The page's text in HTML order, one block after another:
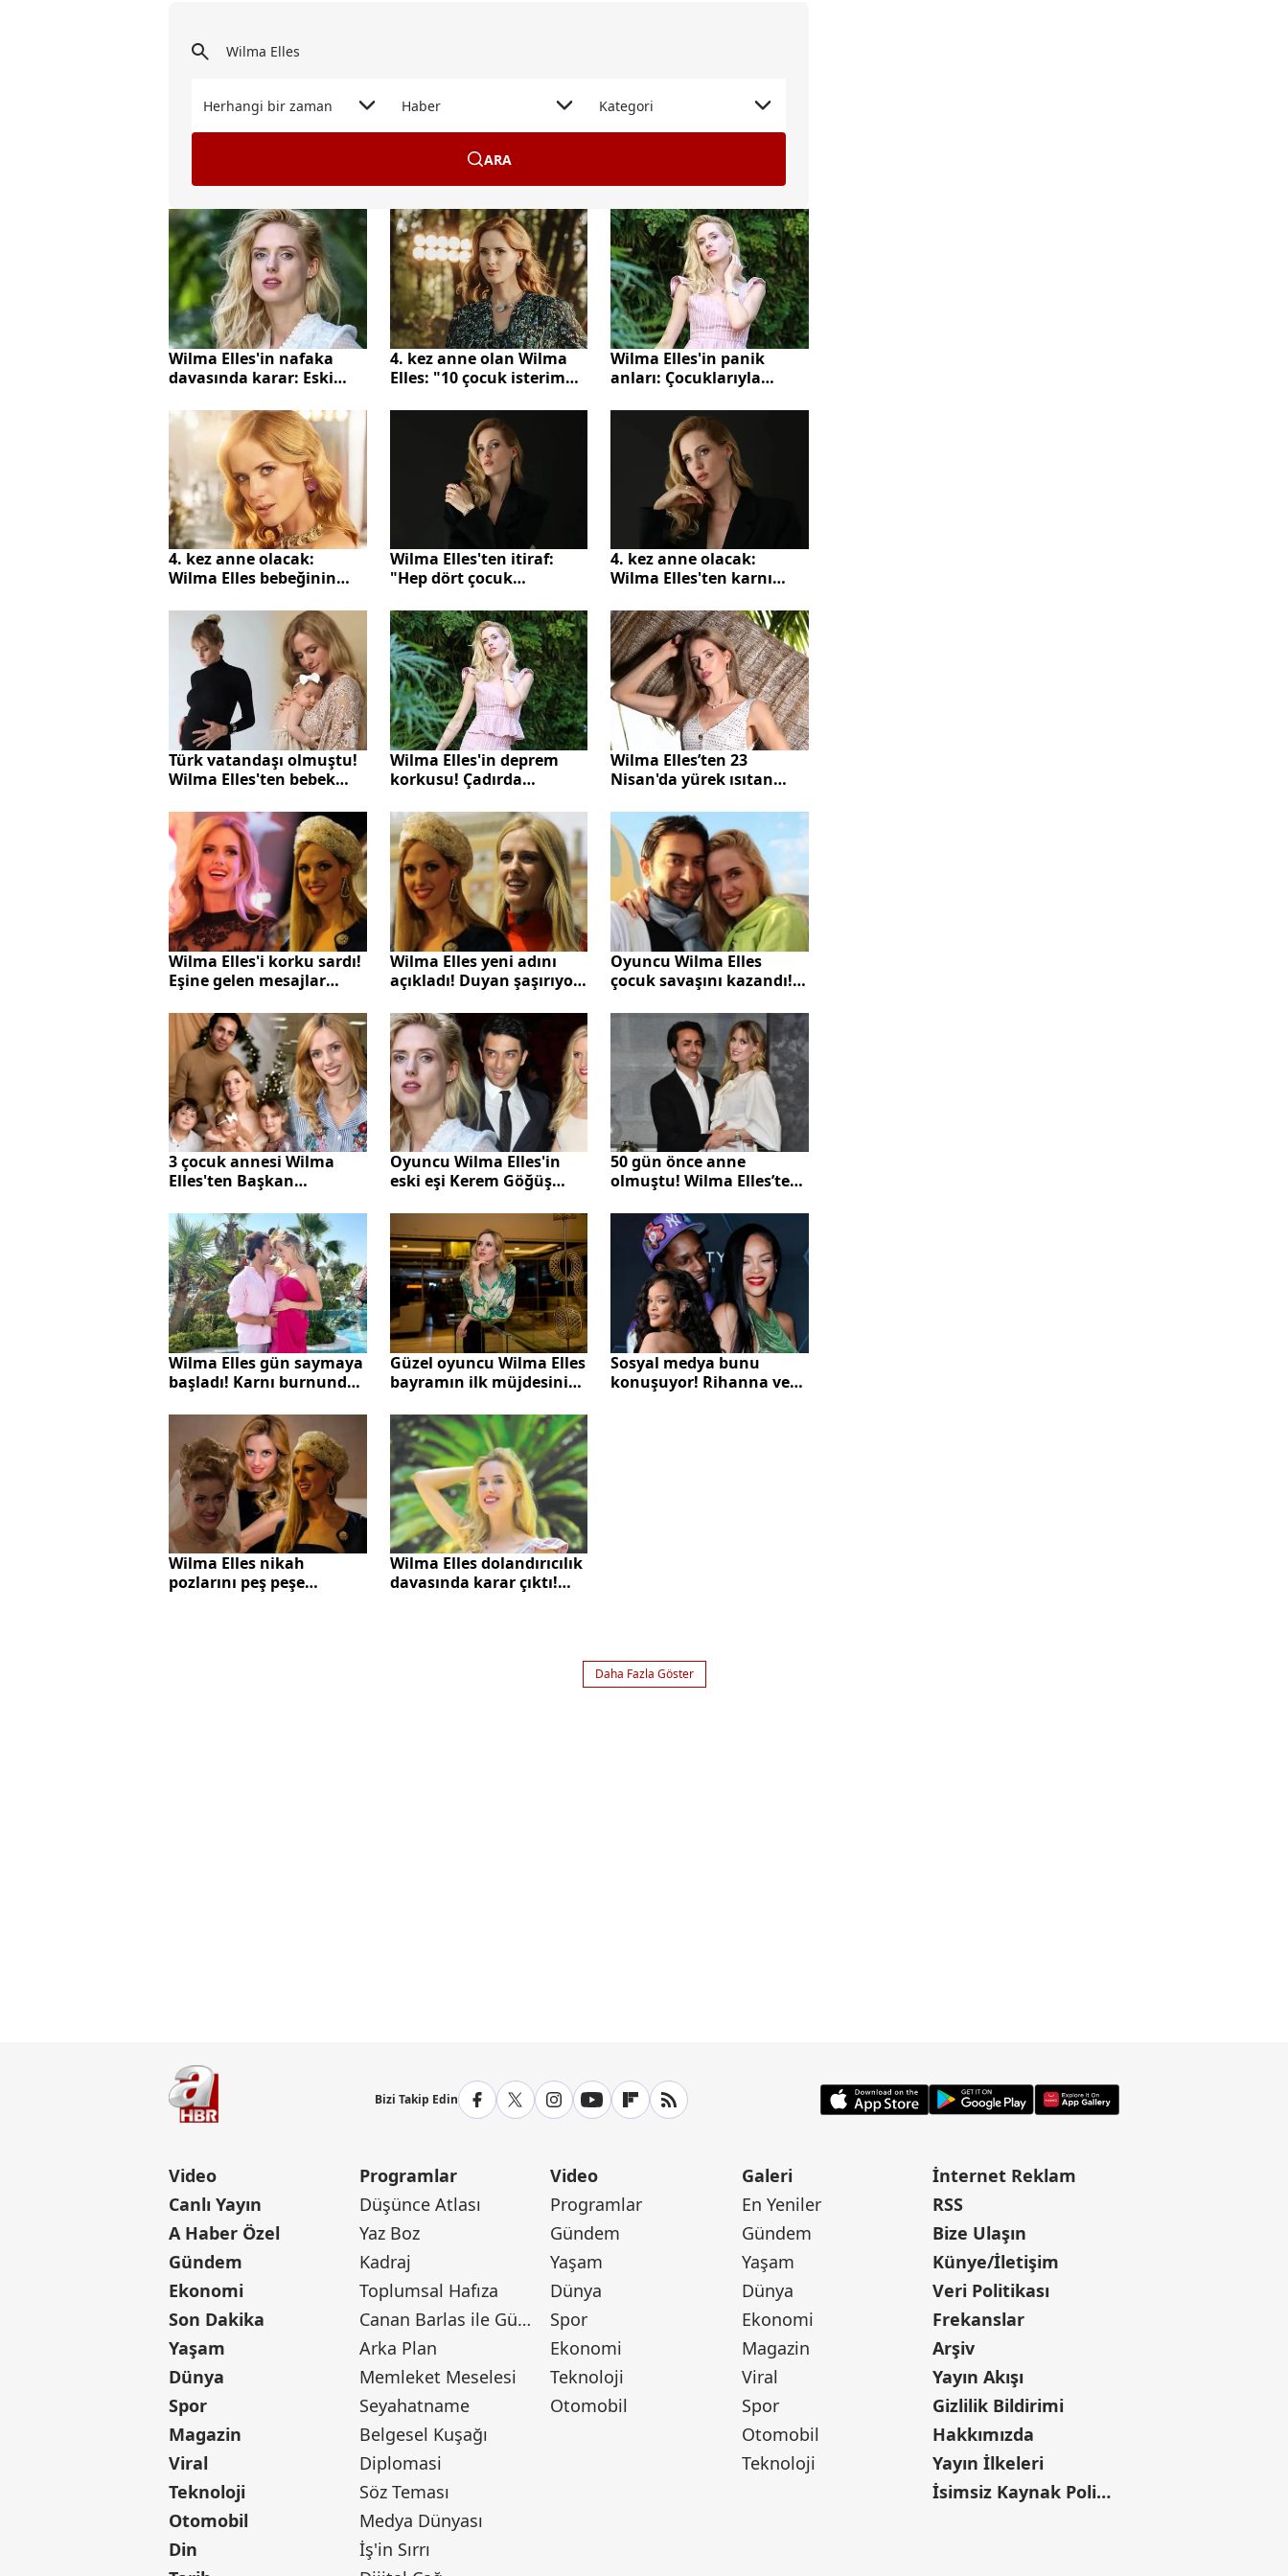
Herhangi bir zaman Haber Kategori
ARA
Wilma Elles'in nafaka
davasında karar: Eski
itirazına ret!
4. kez anne olan Wilma
Elles: "10 çocuk isterim
Wilma Elles'in panik
anları: Çocuklarıyla
yangın çıktı!
4. kez anne olacak:
Wilma Elles bebeğinin
Wilma Elles'ten itiraf:
"Hep dört çocuk
4. kez anne olacak:
Wilma Elles'ten karnı
Türk vatandaşı olmuştu!
Wilma Elles'ten bebek
Wilma Elles'in deprem
korkusu! Çadırda
Wilma Elles’ten 23
Nisan'da yürek ısıtan
coşkusunu yaşattı
Wilma Elles'i korku sardı!
Eşine gelen mesajlar
Wilma Elles yeni adını
açıkladı! Duyan şaşırıyor!
olmuştu...
Oyuncu Wilma Elles
çocuk savaşını kazandı!
mahkemelik oldu...
3 çocuk annesi Wilma
Elles'ten Başkan
destek! "4 çocuk
gerçekten gereklilik"
Oyuncu Wilma Elles'in
eski eşi Kerem Göğüş
"Çocuklarıma 1500 Euro
çok fazla"
50 gün önce anne
olmuştu! Wilma Elles’ten
açıklaması
Wilma Elles gün saymaya
başladı! Karnı burnunda
Güzel oyuncu Wilma Elles
bayramın ilk müjdesini
Sosyal medya bunu
konuşuyor! Rihanna ve
Wilma Elles nikah
pozlarını peş peşe
Wilma Elles dolandırıcılık
davasında karar çıktı!
Daha Fazla Göster
Bizi Takip Edin
Video
Canlı Yayın
A Haber Özel
Gündem
Ekonomi
Son Dakika
Yaşam
Dünya
Spor
Magazin
Viral
Teknoloji
Otomobil
Din
Programlar
Düşünce Atlası
Yaz Boz
Kadraj
Toplumsal Hafıza
Canan Barlas ile Gündem
Arka Plan
Memleket Meselesi
Seyahatname
Belgesel Kuşağı
Diplomasi
Söz Teması
Medya Dünyası
İş'in Sırrı
Video
Programlar
Gündem
Yaşam
Dünya
Spor
Ekonomi
Teknoloji
Otomobil
Galeri
En Yeniler
Gündem
Yaşam
Dünya
Ekonomi
Magazin
Viral
Spor
Otomobil
Teknoloji
İnternet Reklam
RSS
Bize Ulaşın
Künye/İletişim
Veri Politikası
Frekanslar
Arşiv
Yayın Akışı
Gizlilik Bildirimi
Hakkımızda
Yayın İlkeleri
İsimsiz Kaynak Politikası